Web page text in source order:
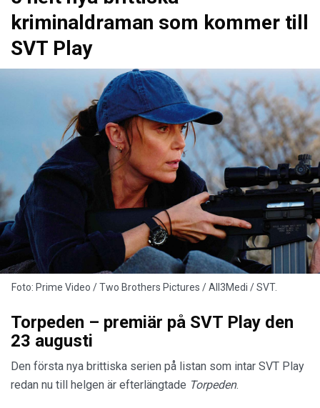
kriminaldraman som kommer till
SVT Play
Foto: Prime Video / Two Brothers Pictures / All3Medi / SVT.
Torpeden – premiär på SVT Play den
23 augusti
Den första nya brittiska serien på listan som intar SVT Play
redan nu till helgen är efterlängtade Torpeden.